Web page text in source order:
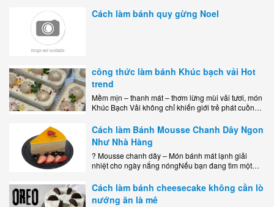
Cách làm bánh quy gừng Noel
công thức làm bánh Khúc bạch vải Hot
trend
Mềm mịn – thanh mát – thơm lừng mùi vải tươi, món
Khúc Bạch Vải không chỉ khiến giới trẻ phát cuồng
Cách làm Bánh Mousse Chanh Dây Ngon
Như Nhà Hàng
? Mousse chanh dây – Món bánh mát lạnh giải
nhiệt cho ngày nắng nóngNếu bạn đang tìm một
dễ..
Cách làm bánh cheesecake không cần lò
nướng ăn là mê